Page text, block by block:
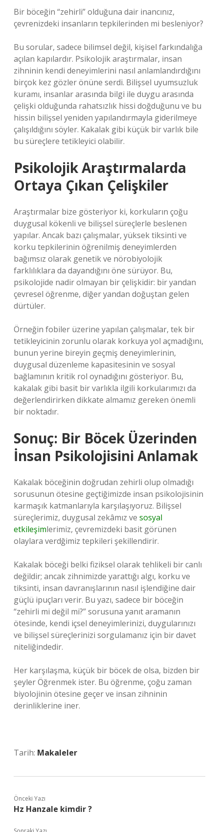
Bir böceğin “zehirli” olduğuna dair inancınız,
çevrenizdeki insanların tepkilerinden mi besleniyor?
Bu sorular, sadece bilimsel değil, kişisel farkındalığa
açılan kapılardır. Psikolojik araştırmalar, insan
zihninin kendi deneyimlerini nasıl anlamlandırdığını
birçok kez gözler önüne serdi. Bilişsel uyumsuzluk
kuramı, insanlar arasında bilgi ile duygu arasında
çelişki olduğunda rahatsızlık hissi doğduğunu ve bu
hissin bilişsel yeniden yapılandırmayla giderilmeye
çalışıldığını söyler. Kakalak gibi küçük bir varlık bile
bu süreçlere tetikleyici olabilir.
Psikolojik Araştırmalarda
Ortaya Çıkan Çelişkiler
Araştırmalar bize gösteriyor ki, korkuların çoğu
duygusal kökenli ve bilişsel süreçlerle beslenen
yapılar. Ancak bazı çalışmalar, yüksek tiksinti ve
korku tepkilerinin öğrenilmiş deneyimlerden
bağımsız olarak genetik ve nörobiyolojik
farklılıklara da dayandığını öne sürüyor. Bu,
psikolojide nadir olmayan bir çelişkidir: bir yandan
çevresel öğrenme, diğer yandan doğuştan gelen
dürtüler.
Örneğin fobiler üzerine yapılan çalışmalar, tek bir
tetikleyicinin zorunlu olarak korkuya yol açmadığını,
bunun yerine bireyin geçmiş deneyimlerinin,
duygusal düzenleme kapasitesinin ve sosyal
bağlamının kritik rol oynadığını gösteriyor. Bu,
kakalak gibi basit bir varlıkla ilgili korkularımızı da
değerlendirirken dikkate almamız gereken önemli
bir noktadır.
Sonuç: Bir Böcek Üzerinden
İnsan Psikolojisini Anlamak
Kakalak böceğinin doğrudan zehirli olup olmadığı
sorusunun ötesine geçtiğimizde insan psikolojisinin
karmaşık katmanlarıyla karşılaşıyoruz. Bilişsel
süreçlerimiz, duygusal zekâmız ve sosyal
etkileşimlerimiz, çevremizdeki basit görünen
olaylara verdğimiz tepkileri şekillendirir.
Kakalak böceği belki fiziksel olarak tehlikeli bir canlı
değildir; ancak zihnimizde yarattığı algı, korku ve
tiksinti, insan davranışlarının nasıl işlendiğine dair
güçlü ipuçları verir. Bu yazı, sadece bir böceğin
“zehirli mi değil mi?” sorusuna yanıt aramanın
ötesinde, kendi içsel deneyimlerinizi, duygularınızı
ve bilişsel süreçlerinizi sorgulamanız için bir davet
niteliğindedir.
Her karşılaşma, küçük bir böcek de olsa, bizden bir
şeyler Öğrenmek ister. Bu öğrenme, çoğu zaman
biyolojinin ötesine geçer ve insan zihninin
derinliklerine iner.
Tarih: Makaleler
Önceki Yazı
Hz Hanzale kimdir ?